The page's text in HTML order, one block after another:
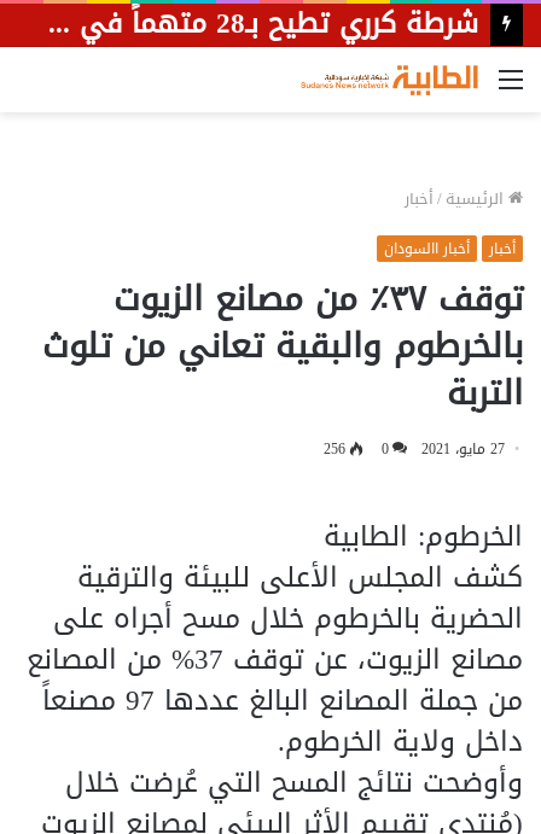
القائمة
الرئيسية/أخبار
أخبار أخبار االسودان
توقف ٣٧٪ من مصانع الزيوت
بالخرطوم والبقية تعاني من تلوث
التربة
27 مايو، 2021 0
256
الخرطوم: الطابية
كشف المجلس الأعلى للبيئة والترقية
الحضرية بالخرطوم خلال مسح أجراه على
مصانع الزيوت، عن توقف 37% من المصانع
من جملة المصانع البالغ عددها 97 مصنعاً
داخل ولاية الخرطوم.
وأوضحت نتائج المسح التي عُرضت خلال